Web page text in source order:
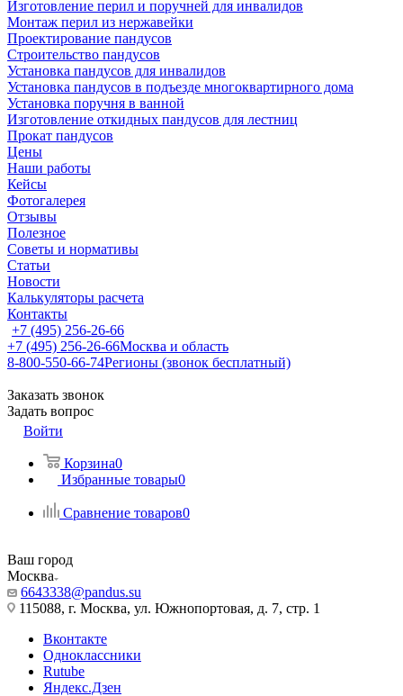
Изготовление перил и поручней для инвалидов
Монтаж перил из нержавейки
Проектирование пандусов
Строительство пандусов
Установка пандусов для инвалидов
Установка пандусов в подъезде многоквартирного дома
Установка поручня в ванной
Изготовление откидных пандусов для лестниц
Прокат пандусов
Цены
Наши работы
Кейсы
Фотогалерея
Отзывы
Полезное
Советы и нормативы
Статьи
Новости
Калькуляторы расчета
Контакты
+7 (495) 256-26-66
+7 (495) 256-26-66Москва и область
8-800-550-66-74Регионы (звонок бесплатный)
Заказать звонок
Задать вопрос
Войти
Корзина0
Избранные товары0
Сравнение товаров0
Ваш город
Москва
6643338@pandus.su
115088, г. Москва, ул. Южнопортовая, д. 7, стр. 1
Вконтакте
Одноклассники
Rutube
Яндекс.Дзен